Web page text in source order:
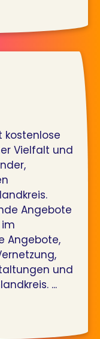
kostenlose
Vielfalt und
Angebote
Angebote,
und
...